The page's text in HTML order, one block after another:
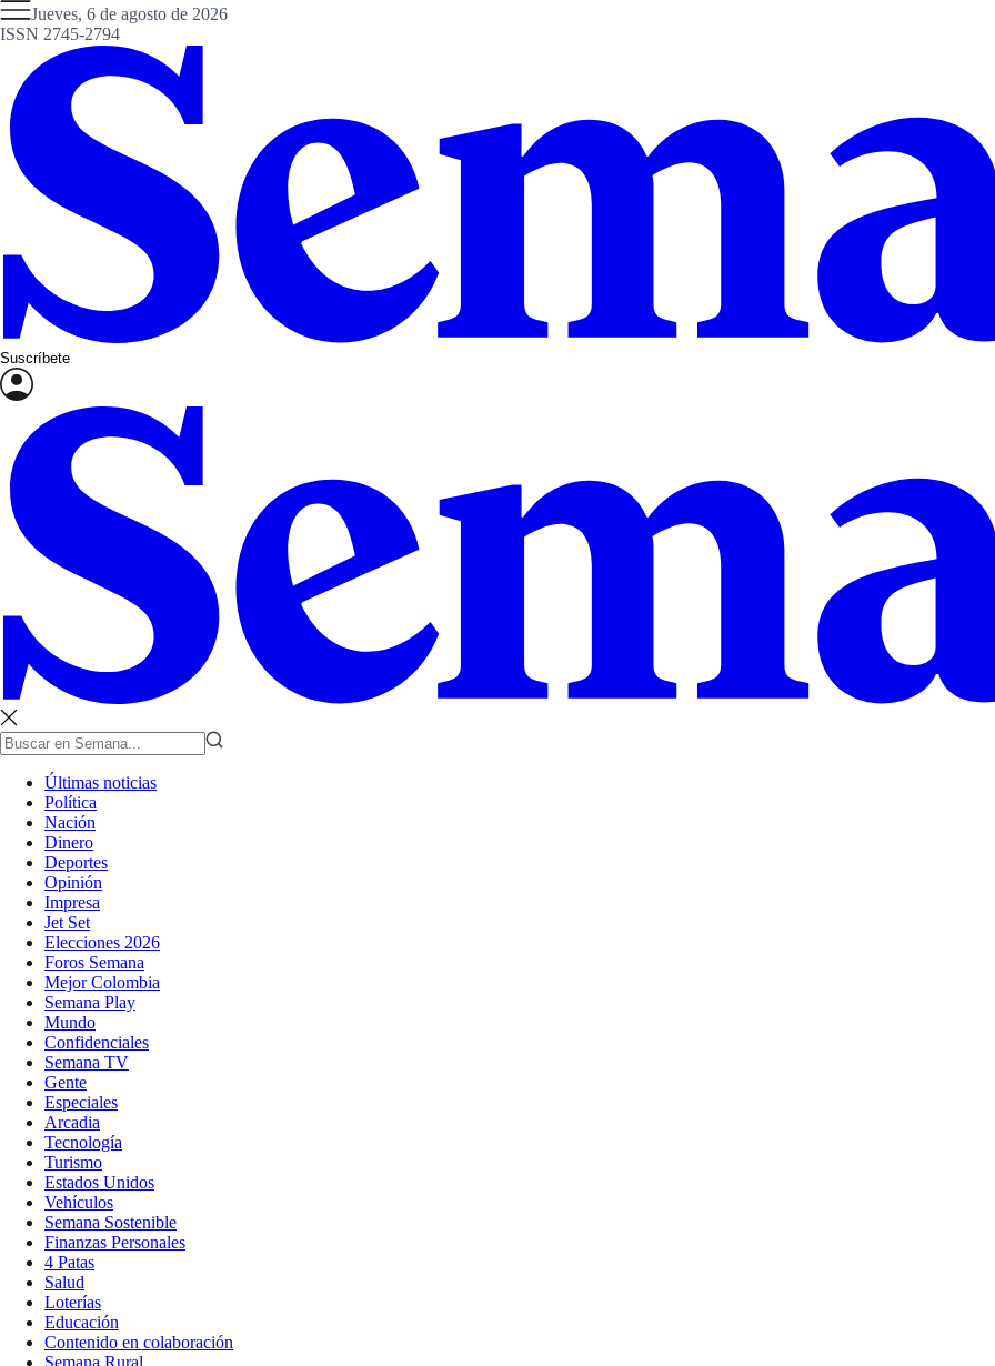
Jueves, 6 de agosto de 2026
ISSN 2745-2794
Suscríbete
Últimas noticias
Política
Nación
Dinero
Deportes
Opinión
Impresa
Jet Set
Elecciones 2026
Foros Semana
Mejor Colombia
Semana Play
Mundo
Confidenciales
Semana TV
Gente
Especiales
Arcadia
Tecnología
Turismo
Estados Unidos
Vehículos
Semana Sostenible
Finanzas Personales
4 Patas
Salud
Loterías
Educación
Contenido en colaboración
Semana Rural